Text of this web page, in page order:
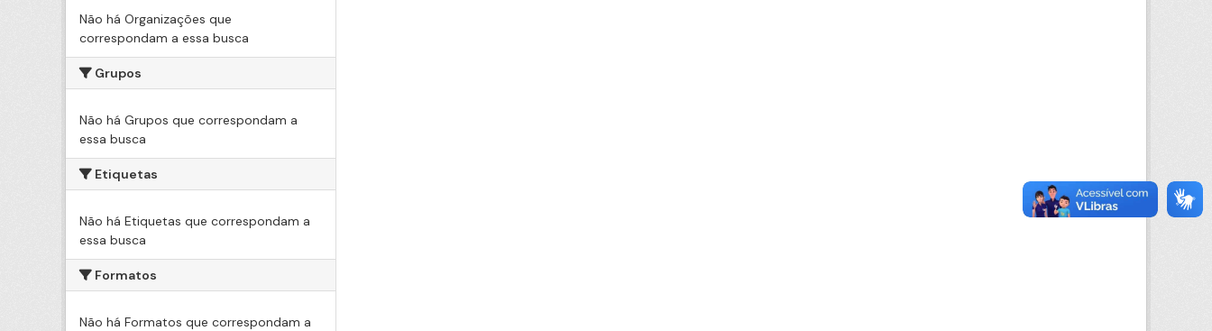
Não há Organizações que
correspondam a essa busca
Grupos
Não há Grupos que correspondam a
essa busca
Etiquetas
Não há Etiquetas que correspondam a
essa busca
Formatos
Não há Formatos que correspondam a